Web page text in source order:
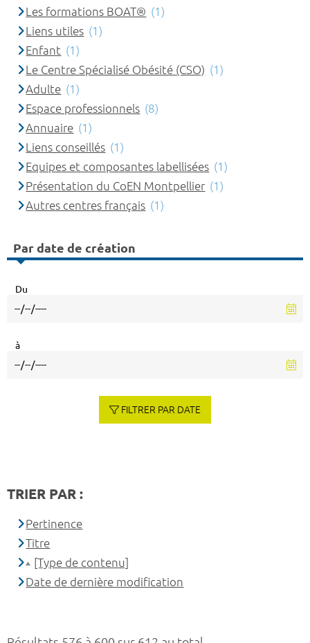
Les formations BOAT® (1)
Liens utiles (1)
Enfant (1)
Le Centre Spécialisé Obésité (CSO) (1)
Adulte (1)
Espace professionnels (8)
Annuaire (1)
Liens conseillés (1)
Equipes et composantes labellisées (1)
Présentation du CoEN Montpellier (1)
Autres centres français (1)
Par date de création
Du
à
FILTRER PAR DATE
TRIER PAR :
Pertinence
Titre
[Type de contenu]
Date de dernière modification